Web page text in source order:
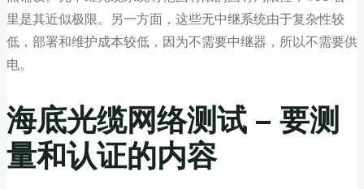
里是其近似极限。另一方面，这些无中继系统由于复杂性较
低，部署和维护成本较低，因为不需要中继器，所以不需要供
电。
海底光缆网络测试 – 要测
量和认证的内容